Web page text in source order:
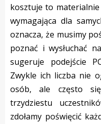
kosztuje to
wymagająca dla
oznacza, że musimy
poznać i wysłuchać
sugeruje podejście
Zwykle ich liczba nie
osób, ale często
trzydziestu
zdołamy poświęcić